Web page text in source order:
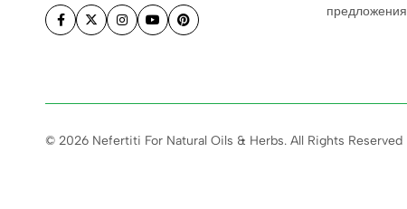
предложения
© 2026 Nefertiti For Natural Oils & Herbs. All Rights Reserved